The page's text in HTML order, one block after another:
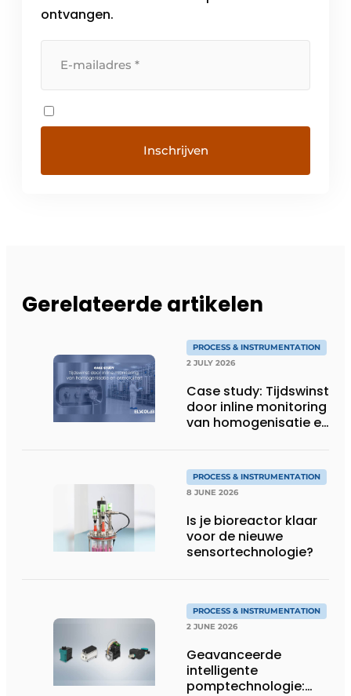
ontvangen.
Gerelateerde artikelen
PROCESS & INSTRUMENTATION
2 JULY 2026
Case study: Tijdswinst
door inline monitoring
van homogenisatie en
PROCESS & INSTRUMENTATION
8 JUNE 2026
Is je bioreactor klaar
voor de nieuwe
sensortechnologie?
PROCESS & INSTRUMENTATION
2 JUNE 2026
Geavanceerde
intelligente
pomptechnologie: